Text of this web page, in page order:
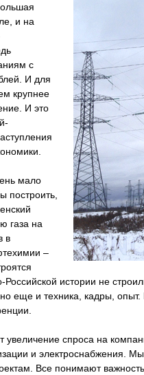
и на
с
И для
крупнее
И это
мало
построить,
газа на
в
–
Российской истории не
еще и техника, кадры,
увеличение спроса на
и электроснабжения.
Все понимают